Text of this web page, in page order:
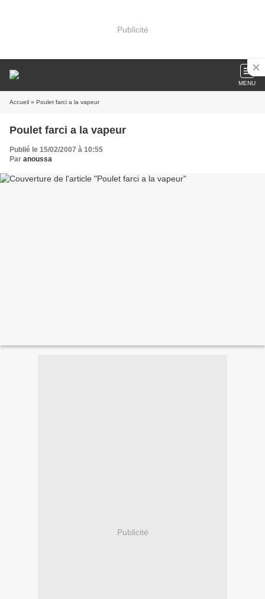
Publicité
MENU
Accueil » Poulet farci a la vapeur
Poulet farci a la vapeur
Publié le 15/02/2007 à 10:55
Par anoussa
Publicité